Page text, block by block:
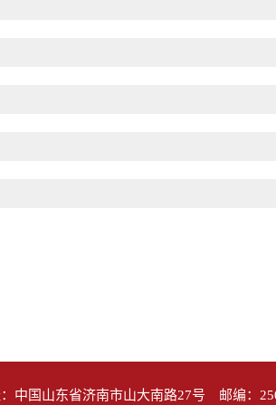
中国山东省济南市山大南路27号 邮编：